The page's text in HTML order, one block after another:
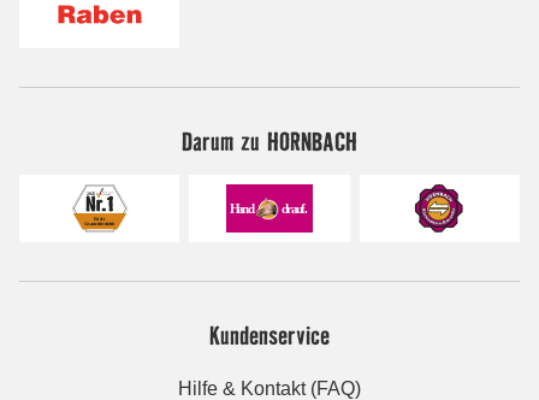
Darum zu HORNBACH
Kundenservice
Hilfe & Kontakt (FAQ)